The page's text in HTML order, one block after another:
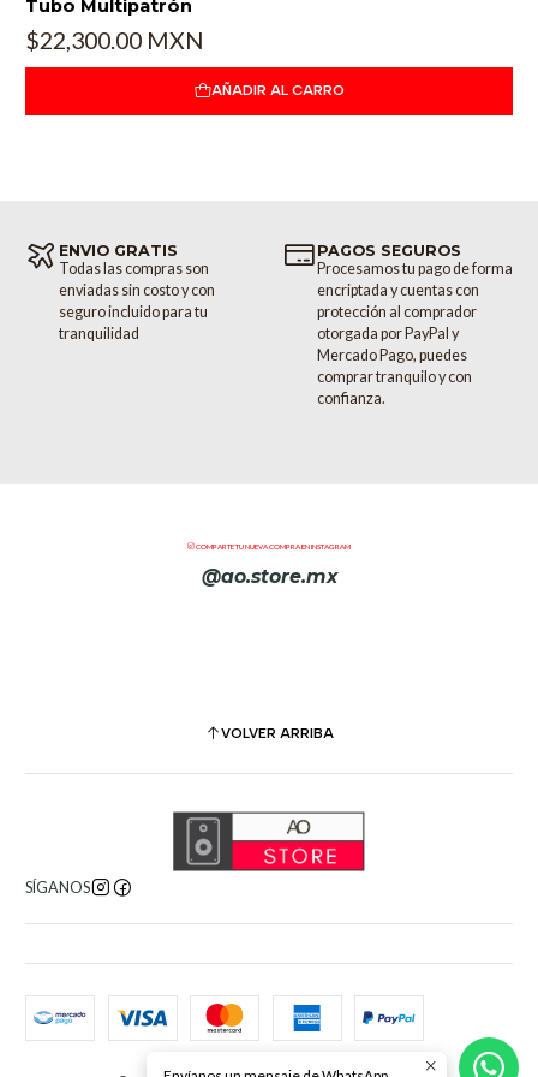
Tubo Multipatrón
$22,300.00 MXN
AÑADIR AL CARRO
ENVIO GRATIS
Todas las compras son
enviadas sin costo y con
seguro incluido para tu
tranquilidad
PAGOS SEGUROS
Procesamos tu pago de forma
encriptada y cuentas con
protección al comprador
otorgada por PayPal y
Mercado Pago, puedes
comprar tranquilo y con
confianza.
COMPARTE TU NUEVA COMPRA EN INSTAGRAM
@ao.store.mx
VOLVER ARRIBA
SÍGANOS